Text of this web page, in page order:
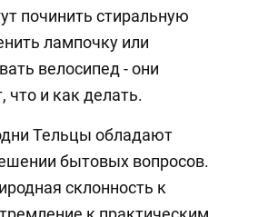
починить стиральную
лампочку или
велосипед - они
что и как делать.
Тельцы обладают
бытовых вопросов.
склонность к